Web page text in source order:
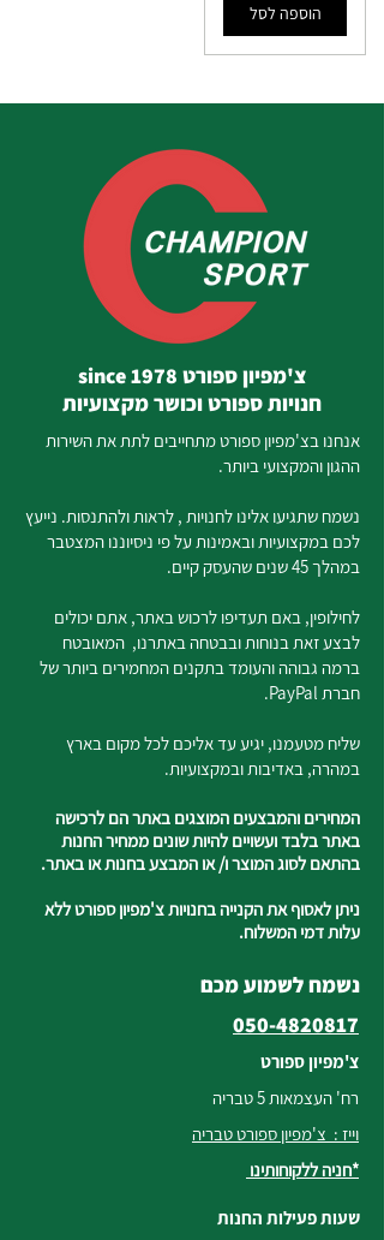
הוספה לסל
צ'מפיון ספורט since 1978
חנויות ספורט וכושר מקצועיות
אנחנו בצ'מפיון ספורט מתחייבים לתת את השירות
ההגון והמקצועי ביותר.
נשמח שתגיעו אלינו לחנויות , לראות ולהתנסות. נייעץ
לכם במקצועיות ובאמינות על פי ניסיוננו המצטבר
במהלך 45 שנים שהעסק קיים.
לחילופין, באם תעדיפו לרכוש באתר, אתם יכולים
לבצע זאת בנוחות ובבטחה באתרנו, המאובטח
ברמה גבוהה והעומד בתקנים המחמירים ביותר של
חברת PayPal.
שליח מטעמנו, יגיע עד אליכם לכל מקום בארץ
במהרה, באדיבות ובמקצועיות.
המחירים והמבצעים המוצגים באתר הם לרכישה
באתר בלבד ועשויים להיות שונים ממחיר החנות
בהתאם לסוג המוצר ו/ או המבצע בחנות או באתר.
ניתן לאסוף את הקנייה בחנויות צ'מפיון ספורט ללא
עלות דמי המשלוח.
נשמח לשמוע מכם
050-4820817
צ'מפיון ספורט
רח' העצמאות 5 טבריה
וייז : צ'מפיון ספורט טבריה
*חניה ללקוחותינו
שעות פעילות החנות